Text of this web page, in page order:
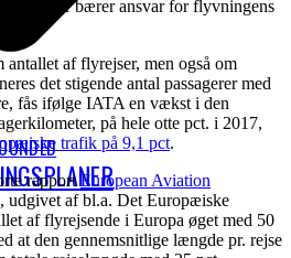
der bærer ansvar for flyvningens
af flyrejser, men også om
det stigende antal passagerer med
fås ifølge IATA en vækst i den
på hele otte pct. i 2017,
trafik på 9,1 pct.
rapportEuropean Aviation
, udgivet af bl.a. Det Europæiske
af flyrejsende i Europa øget med 50
at den gennemsnitlige længde pr. rejse